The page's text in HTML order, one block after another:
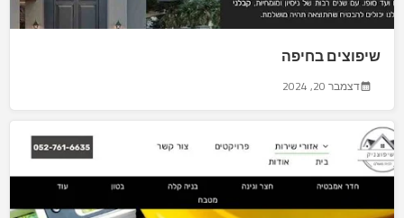
שיפוצים בחיפה
דצמבר 20, 2024